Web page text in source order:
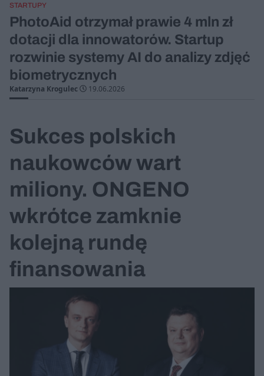
STARTUPY
PhotoAid otrzymał prawie 4 mln zł
dotacji dla innowatorów. Startup
rozwinie systemy AI do analizy zdjęć
biometrycznych
Katarzyna Krogulec 19.06.2026
Sukces polskich
naukowców wart
miliony. ONGENO
wkrótce zamknie
kolejną rundę
finansowania